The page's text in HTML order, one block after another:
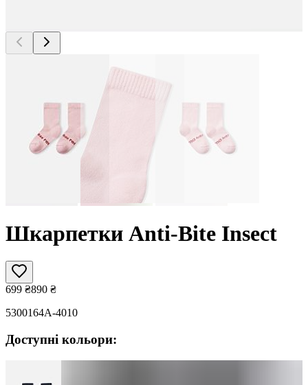
Шкарпетки Anti-Bite Insect
699 ₴890 ₴
5300164A-4010
Доступні кольори: